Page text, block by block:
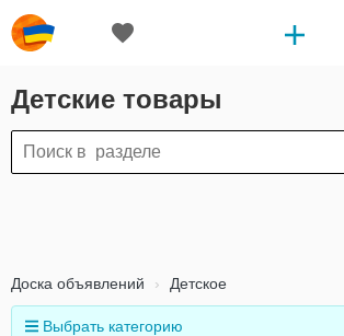
Детские товары
Доска объявлений Детское
Выбрать категорию